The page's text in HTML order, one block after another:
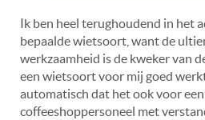
Ik ben heel terughoudend in het
bepaalde wietsoort, want de
werkzaamheid is de kweker van
een wietsoort voor mij goed
automatisch dat het ook voor
coffeeshoppersoneel met